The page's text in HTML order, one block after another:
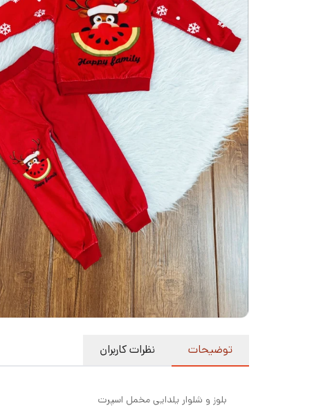
توضیحات نظرات کاربران
بلوز و شلوار یلدایی مخمل اسپرت